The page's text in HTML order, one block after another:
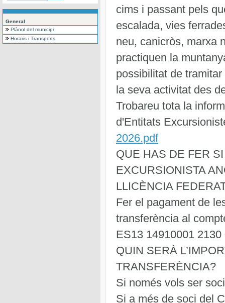
General
Plànol del municipi
Horaris i Transports
cims i passant pels
escalada, vies
neu, canicròs, marxa
practiquen la
possibilitat de tramitar
la seva activitat des
Trobareu tota la
d'Entitats
2026.pdf
QUE HAS DE FER
EXCURSIONISTA
LLICÈNCIA
Fer el pagament de
transferència al
ES13 14910001 2130
QUIN SERÀ
TRANSFERÈNCIA?
Si només vols ser
Si a més de soci del